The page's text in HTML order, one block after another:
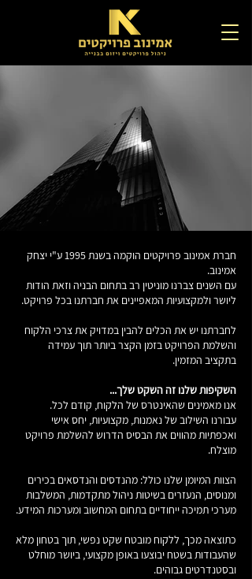
חברת אמינוב פרויקטים הוקמה בשנת 1995 ע"י יצחק
אמינוב.
עם השנים צברנו מוניטין רב בתחום הבניה וזאת הודות
ליושר ולמקצועיות המאפיינים את חברתנו בכל פרויקט.
לחברתנו יש את הכלים להבין במדויק את צרכי הלקוח
והשלמת הפרויקט בזמן הקצר ביותר תוך עמידה
בתקציב המזמין.
השקיפות שלנו זה השקט שלך...
אנו מאמינים שהאינטרס של הלקוח, קודם לכל.
עבורנו השילוב של נאמנות, מקצועיות, יחס אישי
ואכפתיות מהווים את הבסיס הדרוש להשלמת פרויקט
מוצלח.
הצוות המיומן שלנו כולל: מהנדסים והנדסאים בכירים
ומנוסים, הנעזרים בשיטות ניהול מתקדמות, המשלבות
מערכי תמיכה ייחודיים בתחום המחשוב ומערכות המידע.
כתוצאה מכך, ללקוח מובטח שקט נפשי, תוך בטחון מלא
שהעבודות בשטח יבוצעו באופן מקצועי, ביושר מוחלט
ובסטנדרטים גבוהים.